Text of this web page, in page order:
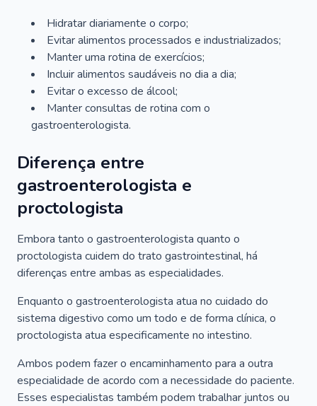
Hidratar diariamente o corpo;
Evitar alimentos processados e industrializados;
Manter uma rotina de exercícios;
Incluir alimentos saudáveis no dia a dia;
Evitar o excesso de álcool;
Manter consultas de rotina com o
gastroenterologista.
Diferença entre
gastroenterologista e
proctologista
Embora tanto o gastroenterologista quanto o
proctologista cuidem do trato gastrointestinal, há
diferenças entre ambas as especialidades.
Enquanto o gastroenterologista atua no cuidado do
sistema digestivo como um todo e de forma clínica, o
proctologista atua especificamente no intestino.
Ambos podem fazer o encaminhamento para a outra
especialidade de acordo com a necessidade do paciente.
Esses especialistas também podem trabalhar juntos ou